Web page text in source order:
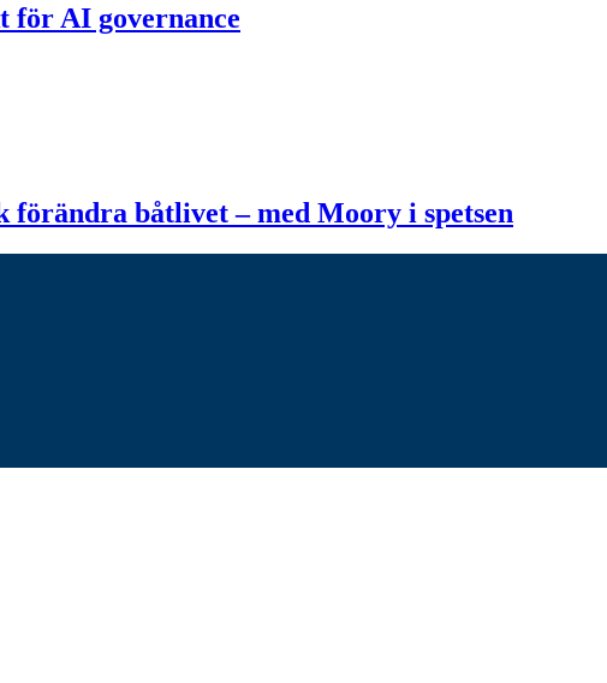
för AI governance
båtlivet – med Moory i spetsen